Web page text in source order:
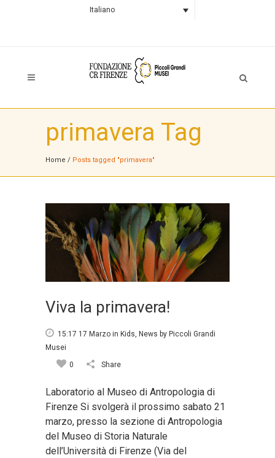
Italiano
primavera Tag
Home / Posts tagged "primavera"
Viva la primavera!
15:17 17 Marzo in Kids, News by Piccoli Grandi
Musei
0
Share
Laboratorio al Museo di Antropologia di
Firenze Si svolgerà il prossimo sabato 21
marzo, presso la sezione di Antropologia
del Museo di Storia Naturale
dell’Università di Firenze (Via del